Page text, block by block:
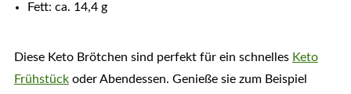
Fett: ca. 14,4 g
Diese Keto Brötchen sind perfekt für ein schnelles Keto
Frühstückoder Abendessen. Genieße sie zum Beispiel